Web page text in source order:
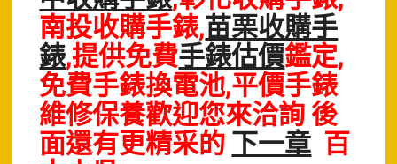
南投收購手錶,苗栗收購手
錶,提供免費手錶估價鑑定,
免費手錶換電池,平價手錶
維修保養歡迎您來洽詢 後
面還有更精采的下一章百